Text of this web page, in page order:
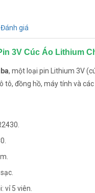
Đánh giá
3V Cúc Áo Lithium
, một loại pin Lithium 3V
tô, đồng hồ, máy tính và
vỉ 5 viên.